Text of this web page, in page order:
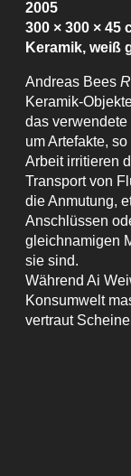
2005
300 × 300 × 45
Keramik, weiß
Andreas Bees
Keramik-
das
um Artefakte,
Arbeit irritieren
Transport von
die Anmutung,
Anschlüssen
gleichnamigen
sie sind.
Während Ai
Konsumwelt
vertraut